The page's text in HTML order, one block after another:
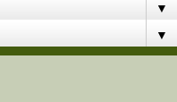
▼
▼